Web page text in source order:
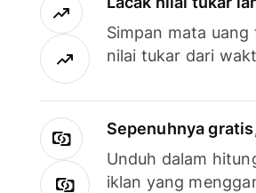
Simpan mata
nilai tukar dari
Sepenuhnya
Unduh dalam
iklan yang